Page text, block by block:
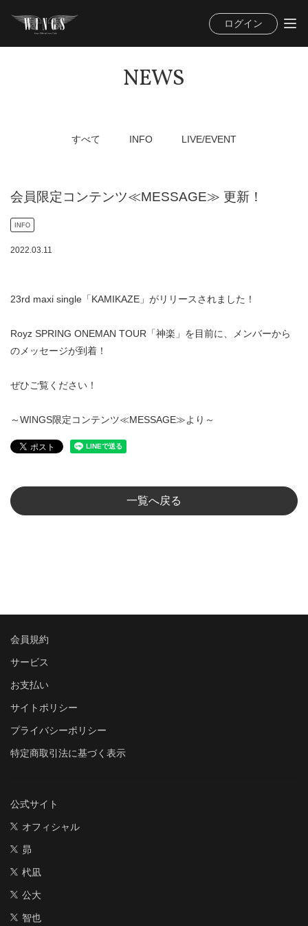
ログイン
NEWS
すべて INFO LIVE/EVENT
会員限定コンテンツ≪MESSAGE≫ 更新！
2022.03.11
INFO
23rd maxi single「KAMIKAZE」がリリースされました！
Royz SPRING ONEMAN TOUR「神楽」を目前に、メンバーから
のメッセージが到着！
ぜひご覧ください！
～WINGS限定コンテンツ≪MESSAGE≫より～
一覧へ戻る
会員規約
サービス
お支払い
サイトポリシー
プライバシーポリシー
特定商取引法に基づく表示
公式サイト
オフィシャル
昴
杙凪
公大
智也